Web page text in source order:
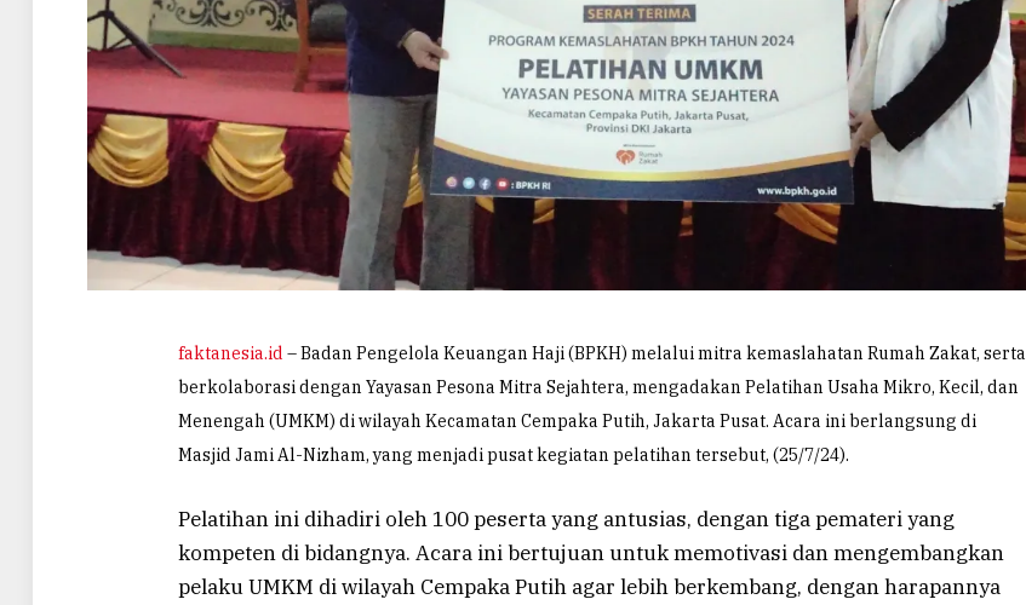
faktanesia.id – Badan Pengelola Keuangan Haji (BPKH) melalui mitra kemaslahatan Rumah Zakat, serta
berkolaborasi dengan Yayasan Pesona Mitra Sejahtera, mengadakan Pelatihan Usaha Mikro, Kecil, dan
Menengah (UMKM) di wilayah Kecamatan Cempaka Putih, Jakarta Pusat. Acara ini berlangsung di
Masjid Jami Al-Nizham, yang menjadi pusat kegiatan pelatihan tersebut, (25/7/24).
Pelatihan ini dihadiri oleh 100 peserta yang antusias, dengan tiga pemateri yang
kompeten di bidangnya. Acara ini bertujuan untuk memotivasi dan mengembangkan
pelaku UMKM di wilayah Cempaka Putih agar lebih berkembang, dengan harapannya